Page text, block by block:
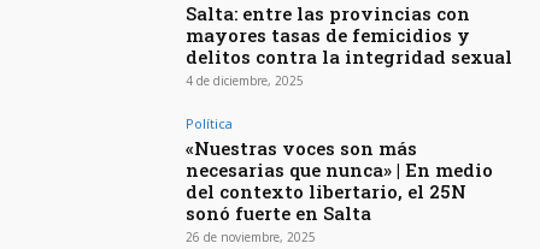
Salta: entre las provincias con
mayores tasas de femicidios y
delitos contra la integridad sexual
4 de diciembre, 2025
Política
«Nuestras voces son más
necesarias que nunca» | En medio
del contexto libertario, el 25N
sonó fuerte en Salta
26 de noviembre, 2025